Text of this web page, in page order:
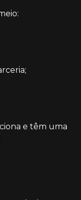
e têm uma